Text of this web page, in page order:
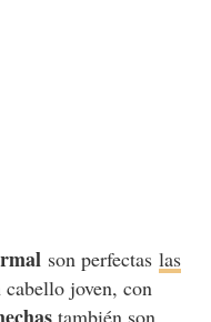
son perfectas las
joven, con
también son